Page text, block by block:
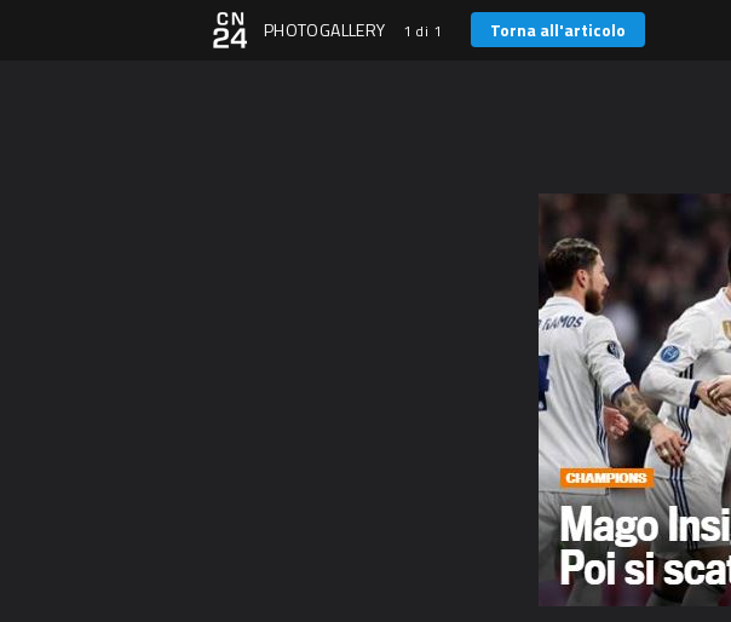
PHOTOGALLERY 1 di 1 Torna all'articolo